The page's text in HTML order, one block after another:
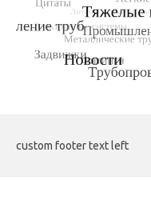
custom footer text left